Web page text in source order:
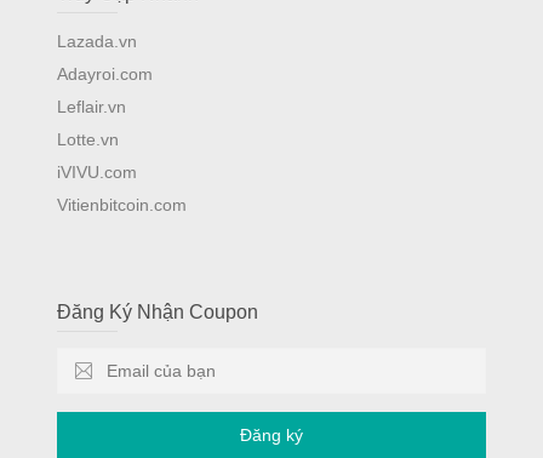
Lazada.vn
Adayroi.com
Leflair.vn
Lotte.vn
iVIVU.com
Vitienbitcoin.com
Đăng Ký Nhận Coupon
Đăng ký